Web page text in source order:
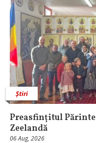
Știri
Preasfințitul
Zeelandă
06 Aug, 2026